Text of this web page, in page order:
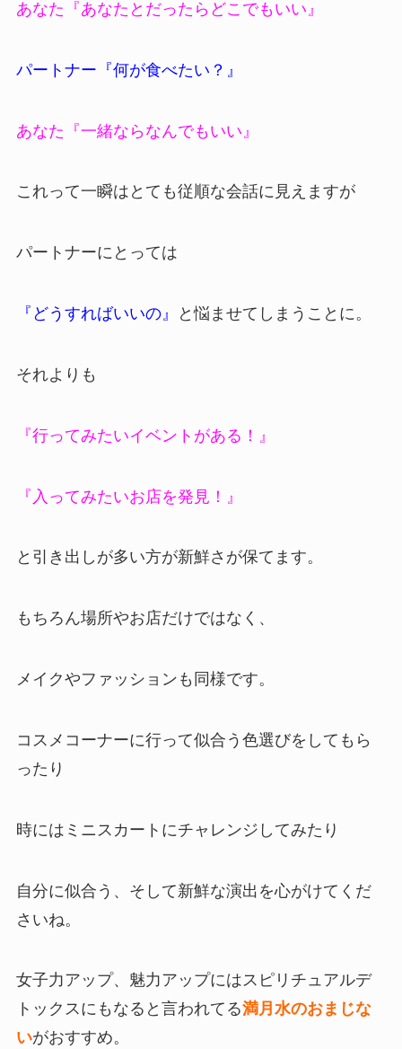
あなた『あなたとだったらどこでもいい』
パートナー『何が食べたい？』
あなた『一緒ならなんでもいい』
これって一瞬はとても従順な会話に見えますが
パートナーにとっては
『どうすればいいの』 と悩ませてしまうことに。
それよりも
『行ってみたいイベントがある！』
『入ってみたいお店を発見！』
と引き出しが多い方が新鮮さが保てます。
もちろん場所やお店だけではなく、
メイクやファッションも同様です。
コスメコーナーに行って似合う色選びをしてもら
ったり
時にはミニスカートにチャレンジしてみたり
自分に似合う、そして新鮮な演出を心がけてくだ
さいね。
女子力アップ、魅力アップにはスピリチュアルデ
トックスにもなると言われてる満月水のおまじな
いがおすすめ。